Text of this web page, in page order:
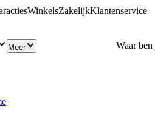
WinkelsZakelijkKlantenservice
Meer